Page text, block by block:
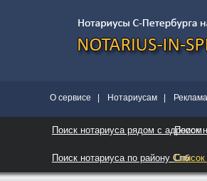
О сервисе Нотариусам| Реклама
Поиск нотариуса рядом с адресом
Поиск
Поиск нотариуса по району СпбСписок